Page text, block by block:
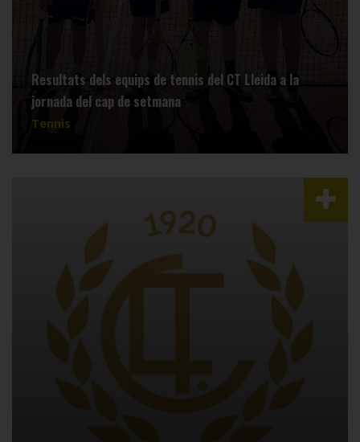
Resultats dels equips de tennis del CT Lleida a la
jornada del cap de setmana
Tennis